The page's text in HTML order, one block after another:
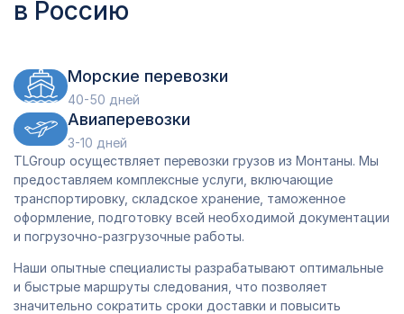
в Россию
Морские перевозки
40-50 дней
Авиаперевозки
3-10 дней
TLGroup осуществляет перевозки грузов из Монтаны. Мы
предоставляем комплексные услуги, включающие
транспортировку, складское хранение, таможенное
оформление, подготовку всей необходимой документации
и погрузочно-разгрузочные работы.
Наши опытные специалисты разрабатывают оптимальные
и быстрые маршруты следования, что позволяет
значительно сократить сроки доставки и повысить